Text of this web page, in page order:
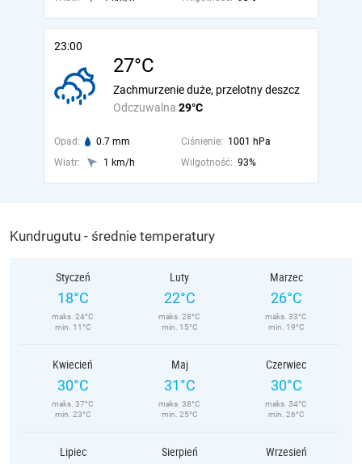
23:00
27°C
Odczuwalna 29°C
Zachmurzenie duże, przelotny deszcz
Opad: 0.7 mm Ciśnienie: 1001 hPa
Wiatr:
1 km/h Wilgotność: 93%
Kundrugutu - średnie temperatury
Styczeń
18°C
maks. 24°C
min. 11°C
Luty
22°C
maks. 28°C
min. 15°C
Marzec
26°C
maks. 33°C
min. 19°C
Kwiecień
30°C
maks. 37°C
min. 23°C
Maj
31°C
maks. 38°C
min. 25°C
Czerwiec
30°C
maks. 34°C
min. 26°C
Lipiec Sierpień Wrzesień